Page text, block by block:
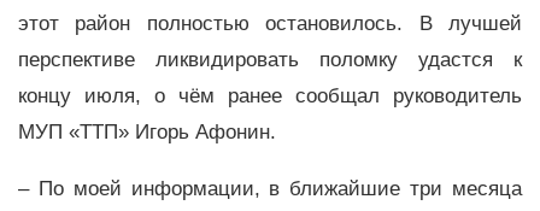
этот район полностью остановилось. В лучшей
перспективе ликвидировать поломку удастся к
концу июля, о чём ранее сообщал руководитель
МУП «ТТП» Игорь Афонин.
– По моей информации, в ближайшие три месяца